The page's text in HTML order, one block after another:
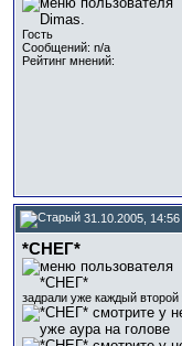
Гость
Сообщений: n/a
Рейтинг мнений:
31.10.2005, 14:56
*СНЕГ*
задрали уже каждый